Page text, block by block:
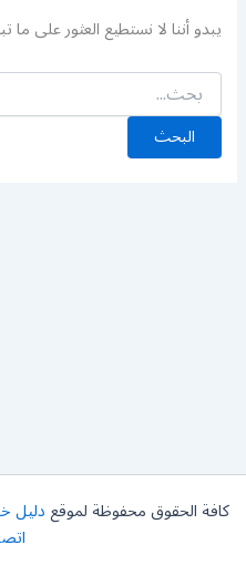
يبدو أننا لا نستطيع العثور على
كافة الحقوق محفوظة لموقعدليل